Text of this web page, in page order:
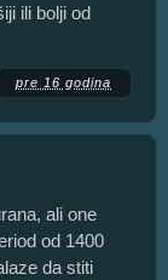
ili bolji od
pre 16 godina
ali one
od 1400
da stiti